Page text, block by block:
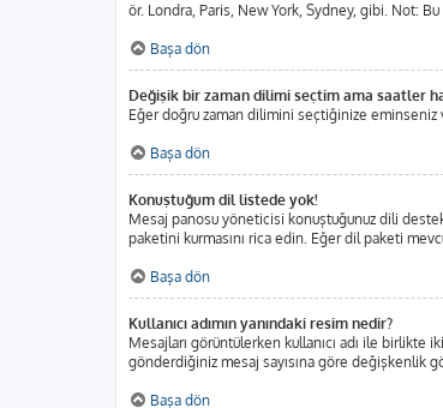
ör. Londra, Paris, New York, Sydney, gibi. Not:
Başa dön
Değişik bir zaman dilimi seçtim ama saatler
Eğer doğru zaman dilimini seçtiğinize eminseniz
Başa dön
Konuştuğum dil listede yok!
Mesaj panosu yöneticisi konuştuğunuz dili
paketini kurmasını rica edin. Eğer dil paketi
Başa dön
Kullanıcı adımın yanındaki resim nedir?
Mesajları görüntülerken kullanıcı adı ile
gönderdiğiniz mesaj sayısına göre değişkenlik
Başa dön